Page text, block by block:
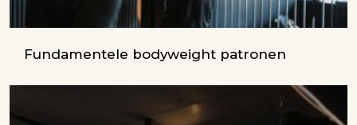
Fundamentele bodyweight patronen